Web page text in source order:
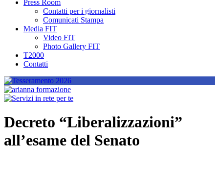
Press Room
Contatti per i giornalisti
Comunicati Stampa
Media FIT
Video FIT
Photo Gallery FIT
T2000
Contatti
Decreto “Liberalizzazioni”
all’esame del Senato